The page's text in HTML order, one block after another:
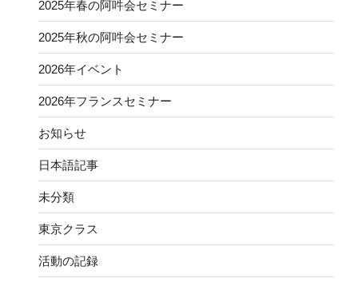
2025年春の阿吽会セミナー
2025年秋の阿吽会セミナー
2026年イベント
2026年フランスセミナー
お知らせ
日本語記事
未分類
東京クラス
活動の記録